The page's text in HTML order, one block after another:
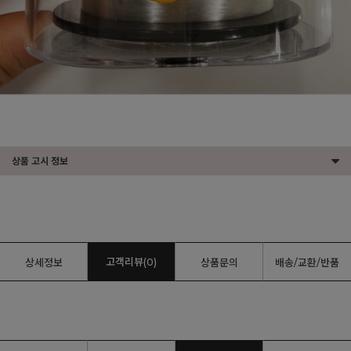
상품 고시 정보
상세정보 고객리뷰(0) 상품문의 배송/교환/반품